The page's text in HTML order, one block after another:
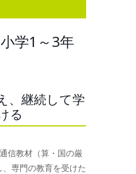
学1～3年
、継続して学
る
信教材（算・国の厳
専門の教育を受けた